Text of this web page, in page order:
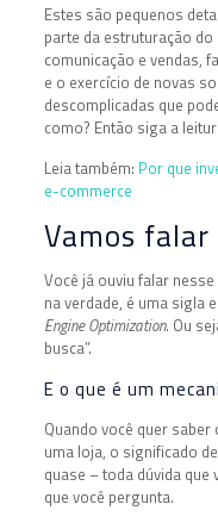
Estes são pequenos
parte da estruturação
comunicação e vendas,
e o exercício de novas
descomplicadas que
como? Então siga a
Leia também: Por que
e-commerce
Vamos falar
Você já ouviu falar nesse
na verdade, é uma sigla
Engine Optimization. Ou
busca”.
E o que é um
Quando você quer
uma loja, o significado
quase – toda dúvida que
que você pergunta.